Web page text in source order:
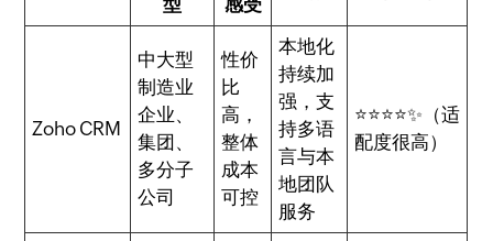
型
感受
Zoho CRM
中大型
制造业
企业、
集团、
多分子
公司
性价
比
高，
整体
成本
可控
本地化
持续加
强，支
持多语
言与本
地团队
服务
⭐⭐⭐⭐✨（适
配度很高）